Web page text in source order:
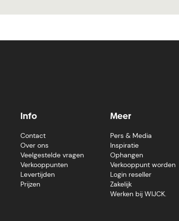
Info
Contact
Over ons
Veelgestelde vragen
Verkooppunten
Levertijden
Prijzen
Meer
Pers & Media
Inspiratie
Ophangen
Verkooppunt worden
Login reseller
Zakelijk
Werken bij WIJCK.